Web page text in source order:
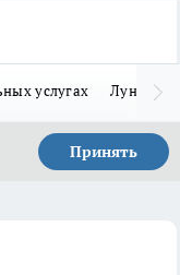
услугах Лунно-
Принять